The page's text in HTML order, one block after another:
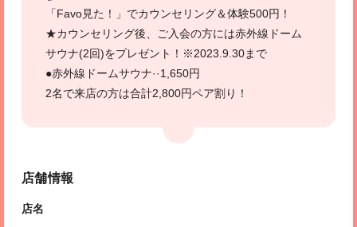
「Favo見た！」でカウンセリング＆体験500円！
★カウンセリング後、ご入会の方には赤外線ドーム
サウナ(2回)をプレゼント！※2023.9.30まで
●赤外線ドームサウナ··1,650円
2名で来店の方は合計2,800円ペア割り！
店舗情報
店名